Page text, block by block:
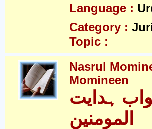
Language :
Category :
Topic :
Nasrul
Momineen
ہدایت
المومنین